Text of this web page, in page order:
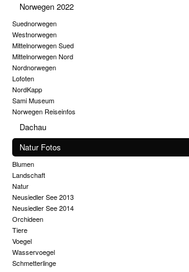
Norwegen 2022
Suednorwegen
Westnorwegen
Mittelnorwegen Sued
Mittelnorwegen Nord
Nordnorwegen
Lofoten
NordKapp
Sami Museum
Norwegen Reiseinfos
Dachau
Natur Fotos
Blumen
Landschaft
Natur
Neusiedler See 2013
Neusiedler See 2014
Orchideen
Tiere
Voegel
Wasservoegel
Schmetterlinge